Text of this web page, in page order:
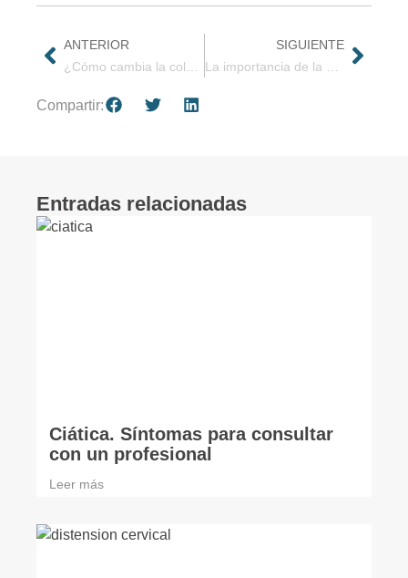
ANTERIOR
¿Cómo cambia la columna cervical con la edad?
SIGUIENTE
La importancia de la alimentación en la regeneración de los tejidos
Compartir:
Entradas relacionadas
Ciática. Síntomas para consultar
con un profesional
Leer más